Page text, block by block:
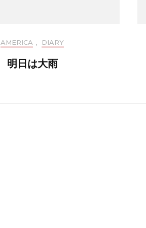
AMERICA , DIARY
明日は大雨